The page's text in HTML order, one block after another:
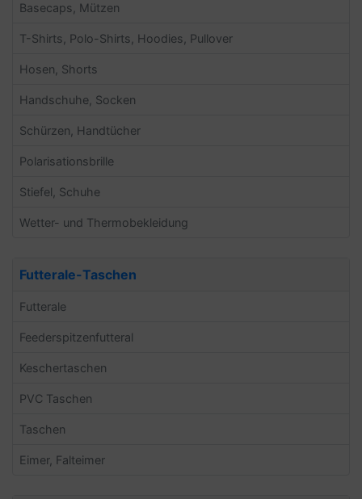
Basecaps, Mützen
T-Shirts, Polo-Shirts, Hoodies, Pullover
Hosen, Shorts
Handschuhe, Socken
Schürzen, Handtücher
Polarisationsbrille
Stiefel, Schuhe
Wetter- und Thermobekleidung
Futterale-Taschen
Futterale
Feederspitzenfutteral
Keschertaschen
PVC Taschen
Taschen
Eimer, Falteimer